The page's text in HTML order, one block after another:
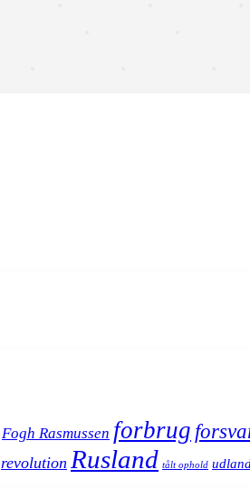
Fogh Rasmussen forbrug
revolution Rusland tålt ophold